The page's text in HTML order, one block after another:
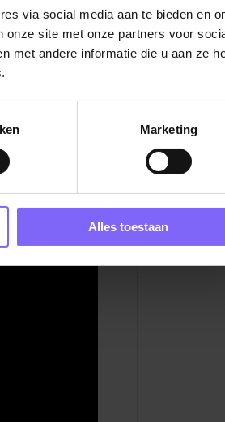
via social media aan te bieden en
onze site met onze partners voor
met andere informatie die u aan ze
Marketing
Alles toestaan
Boels van A
thee!